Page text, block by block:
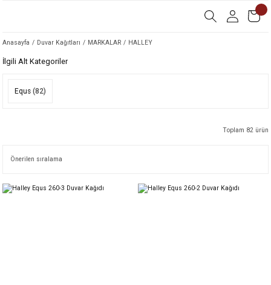
Anasayfa Duvar Kağıtları MARKALAR HALLEY
İlgili Alt Kategoriler
Equs (82)
Toplam 82 ürün